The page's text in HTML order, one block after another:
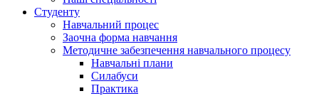
Студенту
Навчальний процес
Заочна форма навчання
Методичне забезпечення навчального процесу
Навчальні плани
Силабуси
Практика